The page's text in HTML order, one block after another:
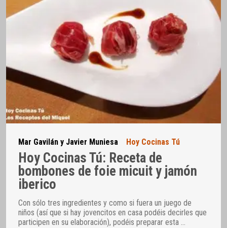
Mar Gavilán y Javier Muniesa Hoy Cocinas Tú
Hoy Cocinas Tú: Receta de
bombones de foie micuit y jamón
iberico
Con sólo tres ingredientes y como si fuera un juego de
niños (así que si hay jovencitos en casa podéis decirles que
participen en su elaboración), podéis preparar esta …